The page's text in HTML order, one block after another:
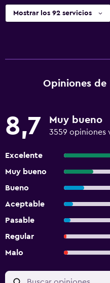
Mostrar los 92 servicios
Opiniones de
8,7 Muy bueno
3559 opiniones
Excelente
Muy bueno
Bueno
Aceptable
Pasable
Regular
Malo